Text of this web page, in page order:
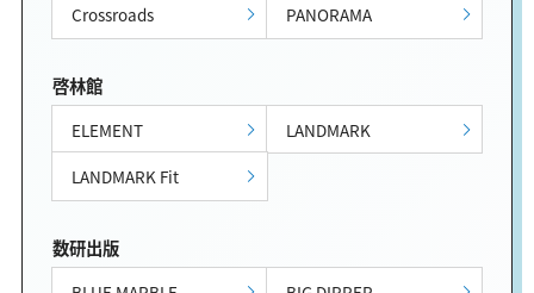
Crossroads PANORAMA
啓林館
ELEMENT
LANDMARK
LANDMARK Fit
数研出版